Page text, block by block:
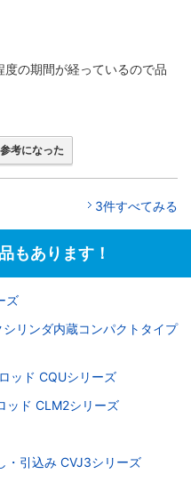
の期間が経っているので品
参考になった
3件すべてみる
もあります！
ズ
リンダ内蔵コンパクトタイプ
ッド CQUシリーズ
ッド CLM2シリーズ
・引込み CVJ3シリーズ